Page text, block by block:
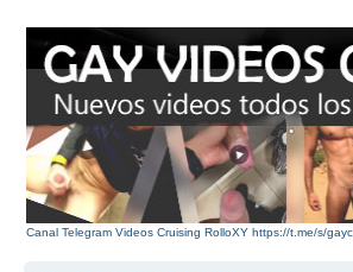
Canal Telegram Videos Cruising RolloXY https://t.me/s/